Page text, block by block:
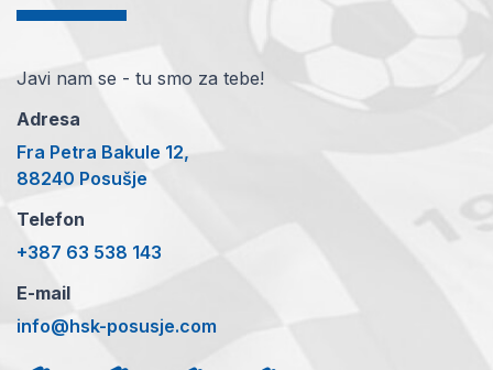
Javi nam se - tu smo za tebe!
Adresa
Fra Petra Bakule 12,
88240 Posušje
Telefon
+387 63 538 143
E-mail
info@hsk-posusje.com